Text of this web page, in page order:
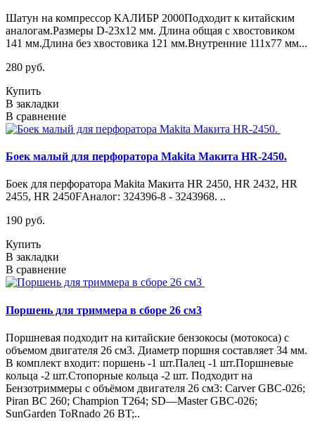
Шатун на компрессор КАЛИБР 2000Подходит к китайским
аналогам.Размеры D-23x12 мм. Длина общая с хвостовиком
141 мм.Длина без хвостовика 121 мм.Внутренние 111x77 мм...
280 руб.
Купить
В закладки
В сравнение
Боек малый для перфоратора Makita Макита HR-2450.
Боек для перфоратора Makita Макита HR 2450, HR 2432, HR
2455, HR 2450FАналог: 324396-8 - 3243968. ..
190 руб.
Купить
В закладки
В сравнение
Поршень для триммера в сборе 26 см3
Поршневая подходит на китайские бензокосы (мотокоса) с
объемом двигателя 26 см3. Диаметр поршня составляет 34 мм.
В комплект входит: поршень -1 шт.Палец -1 шт.Поршневые
кольца -2 шт.Стопорные кольца -2 шт. Подходит на
Бензотриммеры с объёмом двигателя 26 см3: Carver GBC-026;
Piran BC 260; Champion T264; SD—Master GBC-026;
SunGarden ToRnado 26 BT;..